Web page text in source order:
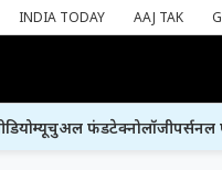
INDIA TODAY AAJ TAK
म्यूचुअल फंडटेक्नोलॉजीपर्सनल